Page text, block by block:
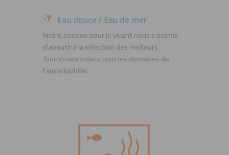
Eau douce / Eau de mer
Notre passion pour le vivant nous a permis
d’aboutir à la sélection des meilleurs
fournisseurs dans tous les domaines de
l’aquariophilie.